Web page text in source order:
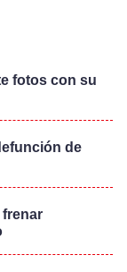
fotos con su
de